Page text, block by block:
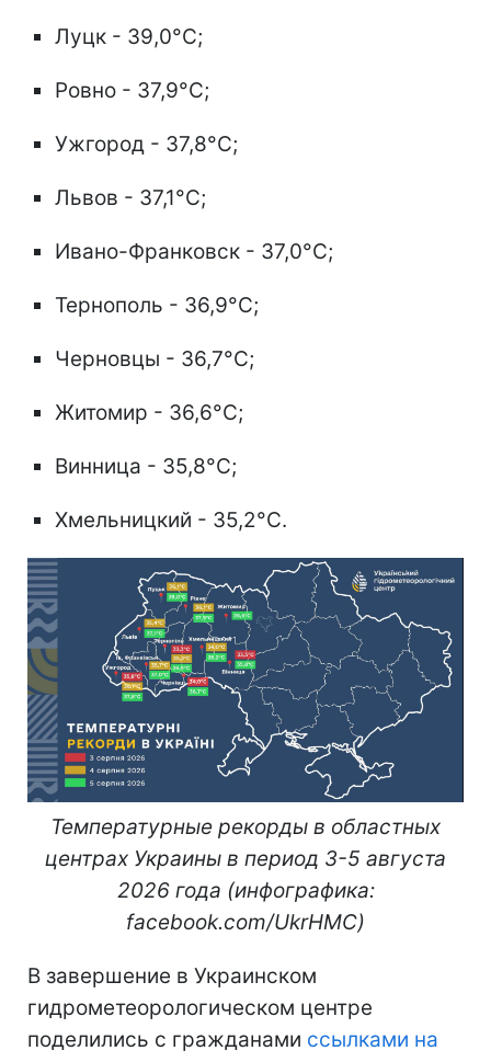
Луцк - 39,0°C;
Ровно - 37,9°C;
Ужгород - 37,8°C;
Львов - 37,1°C;
Ивано-Франковск - 37,0°C;
Тернополь - 36,9°C;
Черновцы - 36,7°C;
Житомир - 36,6°C;
Винница - 35,8°C;
Хмельницкий - 35,2°C.
Температурные рекорды в областных
центрах Украины в период 3-5 августа
2026 года (инфографика:
facebook.com/UkrHMC)
В завершение в Украинском
гидрометеорологическом центре
поделились с гражданами ссылками на